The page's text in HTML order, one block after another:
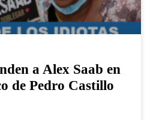
a Alex Saab en
de Pedro Castillo